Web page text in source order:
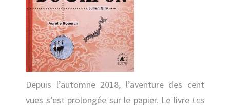
Depuis l’automne 2018, l’aventure des cent
vues s’est prolongée sur le papier. Le livre Les